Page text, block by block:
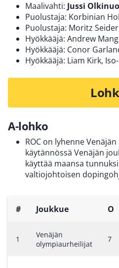
Maalivahti: Jussi
Puolustaja: Korbinian
Puolustaja: Moritz
Hyökkääjä: Andrew
Hyökkääjä: Conor
Hyökkääjä: Liam Kirk,
A-lohko
ROC on lyhenne
käytännössä Venäjän
käyttää maansa
valtiojohtoisen
# Joukkue O
1
Venäjän
olympiaurheilijat
7